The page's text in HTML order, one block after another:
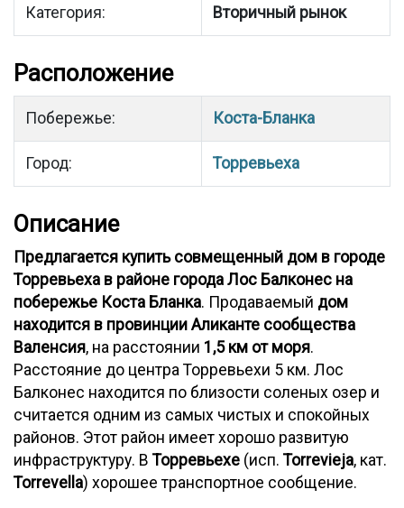
Категория: Вторичный рынок
Расположение
Побережье: Коста-Бланка
Город: Торревьеха
Описание
Предлагается купить совмещенный дом в городе
Торревьеха в районе города Лос Балконес на
побережье Коста Бланка. Продаваемый дом
находится в провинции Аликанте сообщества
Валенсия, на расстоянии 1,5 км от моря.
Расстояние до центра Торревьехи 5 км. Лос
Балконес находится по близости соленых озер и
считается одним из самых чистых и спокойных
районов. Этот район имеет хорошо развитую
инфраструктуру. В Торревьехе (исп. Torrevieja, кат.
Torrevella) хорошее транспортное сообщение.